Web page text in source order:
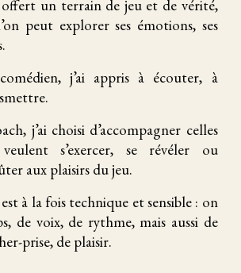
offert un terrain de jeu et de vérité,
peut explorer ses émotions, ses
j’ai appris à écouter, à
j’ai choisi d’accompagner celles
s’exercer, se révéler ou
aux plaisirs du jeu.
à la fois technique et sensible : on
de voix, de rythme, mais aussi de
prise, de plaisir.